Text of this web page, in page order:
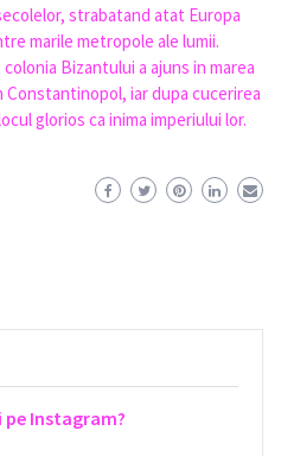
strabatand atat Europa
marile metropole ale lumii.
Bizantului a ajuns in marea
iar dupa cucerirea
glorios ca inima imperiului lor.
pe Instagram?